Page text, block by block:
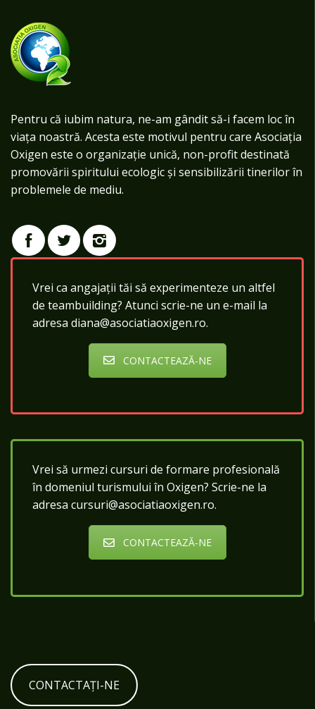
Pentru că iubim natura, ne-am gândit să-i facem loc în
viața noastră. Acesta este motivul pentru care Asociația
Oxigen este o organizație unică, non-profit destinată
promovării spiritului ecologic și sensibilizării tinerilor în
problemele de mediu.
Vrei ca angajații tăi să experimenteze un altfel
de teambuilding? Atunci scrie-ne un e-mail la
adresa diana@asociatiaoxigen.ro.
CONTACTEAZĂ-NE
Vrei să urmezi cursuri de formare profesională
în domeniul turismului în Oxigen? Scrie-ne la
adresa cursuri@asociatiaoxigen.ro.
CONTACTEAZĂ-NE
CONTACTAȚI-NE